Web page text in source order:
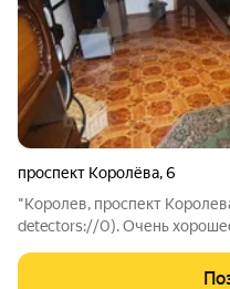
проспект Королёва,6
"Королев, проспект
detectors://0). Очень
собственности более 5 лет.